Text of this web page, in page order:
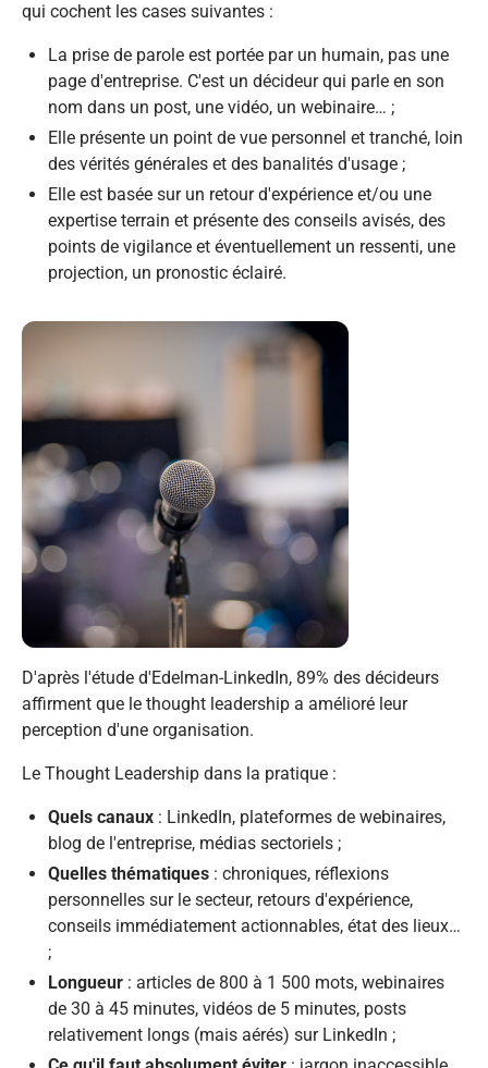
qui cochent les cases suivantes :
La prise de parole est portée par un humain, pas une
page d'entreprise. C'est un décideur qui parle en son
nom dans un post, une vidéo, un webinaire… ;
Elle présente un point de vue personnel et tranché, loin
des vérités générales et des banalités d'usage ;
Elle est basée sur un retour d'expérience et/ou une
expertise terrain et présente des conseils avisés, des
points de vigilance et éventuellement un ressenti, une
projection, un pronostic éclairé.
D'après l'étude d'Edelman-LinkedIn, 89% des décideurs
affirment que le thought leadership a amélioré leur
perception d'une organisation.
Le Thought Leadership dans la pratique :
Quels canaux : LinkedIn, plateformes de webinaires,
blog de l'entreprise, médias sectoriels ;
Quelles thématiques : chroniques, réflexions
personnelles sur le secteur, retours d'expérience,
conseils immédiatement actionnables, état des lieux…
;
Longueur : articles de 800 à 1 500 mots, webinaires
de 30 à 45 minutes, vidéos de 5 minutes, posts
relativement longs (mais aérés) sur LinkedIn ;